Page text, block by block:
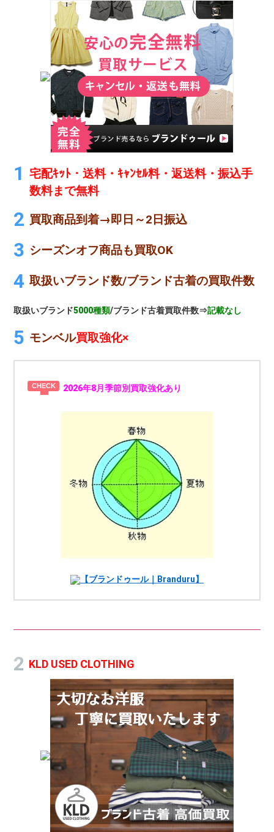
宅配ｷｯﾄ・送料・ｷｬﾝｾﾙ料・返送料・振込手
数料まで無料
買取商品到着→即日～2日振込
シーズンオフ商品も買取OK
取扱いブランド数/ブランド古着の買取件数
取扱いブランド5000種類/ブランド古着買取件数⇒記載なし
モンベル買取強化×
2026年8月季節別買取強化あり
【ブランドゥール｜Branduru】
KLD USED CLOTHING